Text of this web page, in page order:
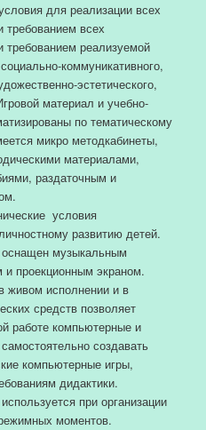
для реализации всех
требованием всех
требованием реализуемой
коммуникативного,
эстетического,
и учебно-
по тематическому
микро методкабинеты,
материалами,
раздаточным и
материалом.
условия
развитию детей.
музыкальным
и проекционным экраном.
живом исполнении и в
средств позволяет
работе компьютерные и
создавать
компьютерные игры,
дидактики.
при организации
моментов.